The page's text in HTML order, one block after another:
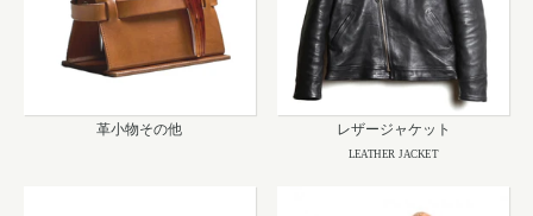
革小物その他 レザージャケット
LEATHER JACKET